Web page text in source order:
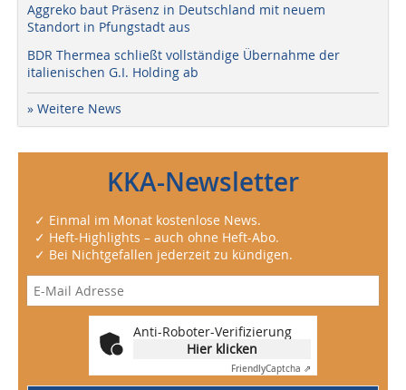
Aggreko baut Präsenz in Deutschland mit neuem
Standort in Pfungstadt aus
BDR Thermea schließt vollständige Übernahme der
italienischen G.I. Holding ab
» Weitere News
KKA-Newsletter
✓ Einmal im Monat kostenlose News.
✓ Heft-Highlights – auch ohne Heft-Abo.
✓ Bei Nichtgefallen jederzeit zu kündigen.
Anti-Roboter-Verifizierung
Hier klicken
FriendlyCaptcha ⇗